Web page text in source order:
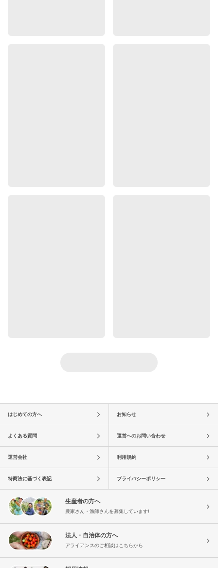
はじめての方へ お知らせ
よくある質問 運営へのお問い合わせ
運営会社 利用規約
特商法に基づく表記 プライバシーポリシー
生産者の方へ
農家さん・漁師さんを募集しています!
法人・自治体の方へ
アライアンスのご相談はこちらから